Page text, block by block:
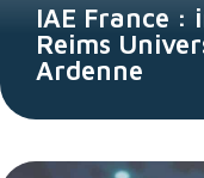
IAE France :
Reims
Ardenne